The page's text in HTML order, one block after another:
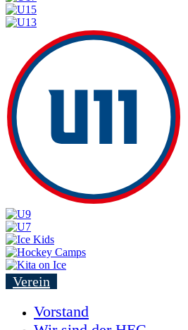
Verein
Vorstand